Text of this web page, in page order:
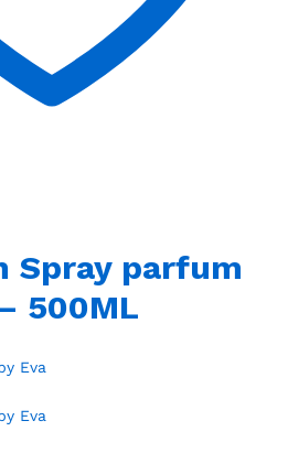
Spray parfum
500ML
Eva
Eva